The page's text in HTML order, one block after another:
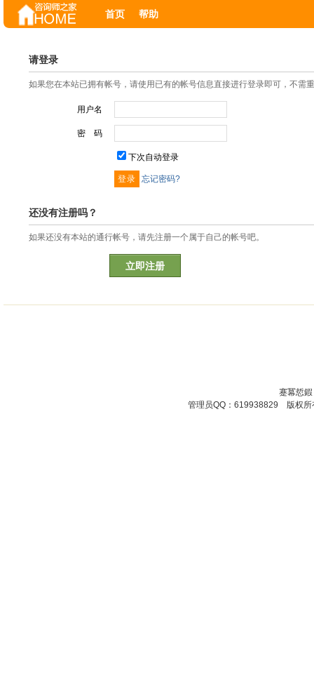
首页 帮助
请登录
如果您在本站已拥有帐号，请使用已有的帐号信息直接进行登录即可，不需
用户名
密 码
下次自动登录
忘记密码?
还没有注册吗？
如果还没有本站的通行帐号，请先注册一个属于自己的帐号吧。
立即注册
蹇冪悊
管理员QQ：619938829 版权